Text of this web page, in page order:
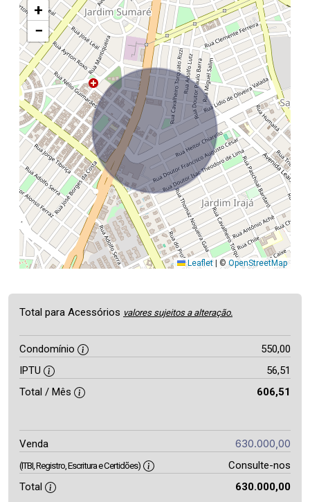
+
−
Leaflet ©OpenStreetMap
Total para Acessórios valores sujeitos a alteração.
Condomínio
550,00
IPTU
56,51
Total / Mês
606,51
Venda 630.000,00
(ITBI, Registro, Escritura e Certidões)
Consulte-nos
Total
630.000,00